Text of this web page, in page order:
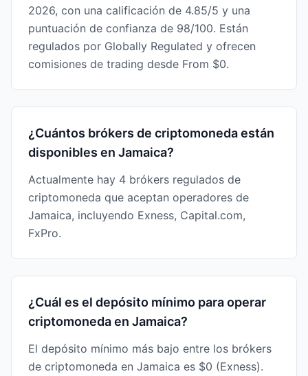
2026, con una calificación de 4.85/5 y una
puntuación de confianza de 98/100. Están
regulados por Globally Regulated y ofrecen
comisiones de trading desde From $0.
¿Cuántos brókers de criptomoneda están
disponibles en Jamaica?
Actualmente hay 4 brókers regulados de
criptomoneda que aceptan operadores de
Jamaica, incluyendo Exness, Capital.com,
FxPro.
¿Cuál es el depósito mínimo para operar
criptomoneda en Jamaica?
El depósito mínimo más bajo entre los brókers
de criptomoneda en Jamaica es $0 (Exness).